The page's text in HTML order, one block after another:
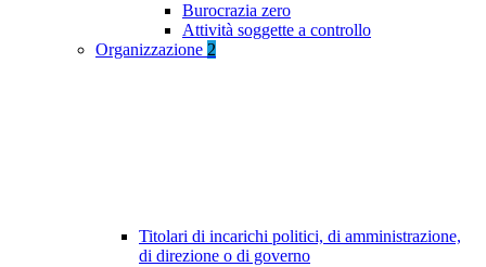
Burocrazia zero
Attività soggette a controllo
Organizzazione 2
Titolari di incarichi politici, di amministrazione,
di direzione o di governo